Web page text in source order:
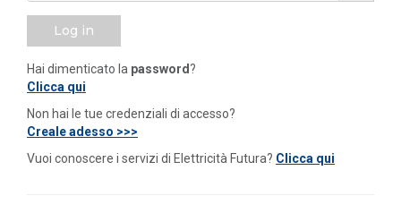
Log in
Hai dimenticato la password ?
Clicca qui
Non hai le tue credenziali di accesso?
Creale adesso >>>
Vuoi conoscere i servizi di Elettricità Futura? Clicca qui